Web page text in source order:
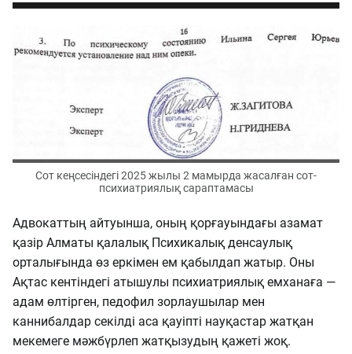
Сот кеңсесіндегі 2025 жылы 2 мамырда жасалған сот-
психиатриялық сараптамасы
Адвокаттың айтуынша, оның қорғауындағы азамат
қазір Алматы қалалық Психикалық денсаулық
орталығында өз еркімен ем қабылдап жатыр. Оны
Ақтас кентіндегі атышулы психиатриялық емханаға —
адам өлтірген, педофил зорлаушылар мен
каннибалдар секілді аса қауіпті науқастар жатқан
мекемеге мәжбүрлеп жатқызудың қажеті жоқ.